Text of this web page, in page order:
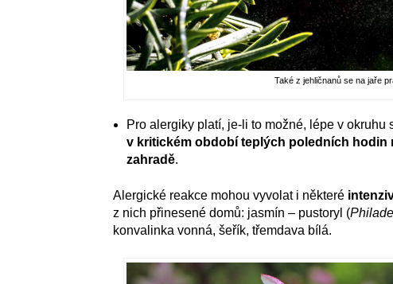
Také z jehličnanů se na jaře
Pro alergiky platí, je-li to možné, lépe v
v kritickém období teplých poledních hodin
zahradě.
Alergické reakce mohou vyvolat i některé
z nich přinesené domů: jasmín – pustoryl (
konvalinka vonná, šeřík, třemdava bílá.